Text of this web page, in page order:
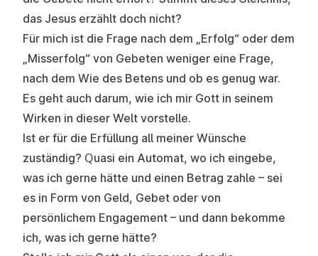
das Jesus erzählt doch nicht?
Für mich ist die Frage nach dem „Erfolg“ oder dem
„Misserfolg“ von Gebeten weniger eine Frage,
nach dem Wie des Betens und ob es genug war.
Es geht auch darum, wie ich mir Gott in seinem
Wirken in dieser Welt vorstelle.
Ist er für die Erfüllung all meiner Wünsche
zuständig? Quasi ein Automat, wo ich eingebe,
was ich gerne hätte und einen Betrag zahle – sei
es in Form von Geld, Gebet oder von
persönlichem Engagement – und dann bekomme
ich, was ich gerne hätte?